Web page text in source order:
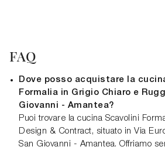
FAQ
Dove posso acquistare la
Formalia in Grigio Chiaro e
Giovanni - Amantea?
Puoi trovare la cucina Scavolini
Design & Contract, situato in Via
San Giovanni - Amantea. Offriamo